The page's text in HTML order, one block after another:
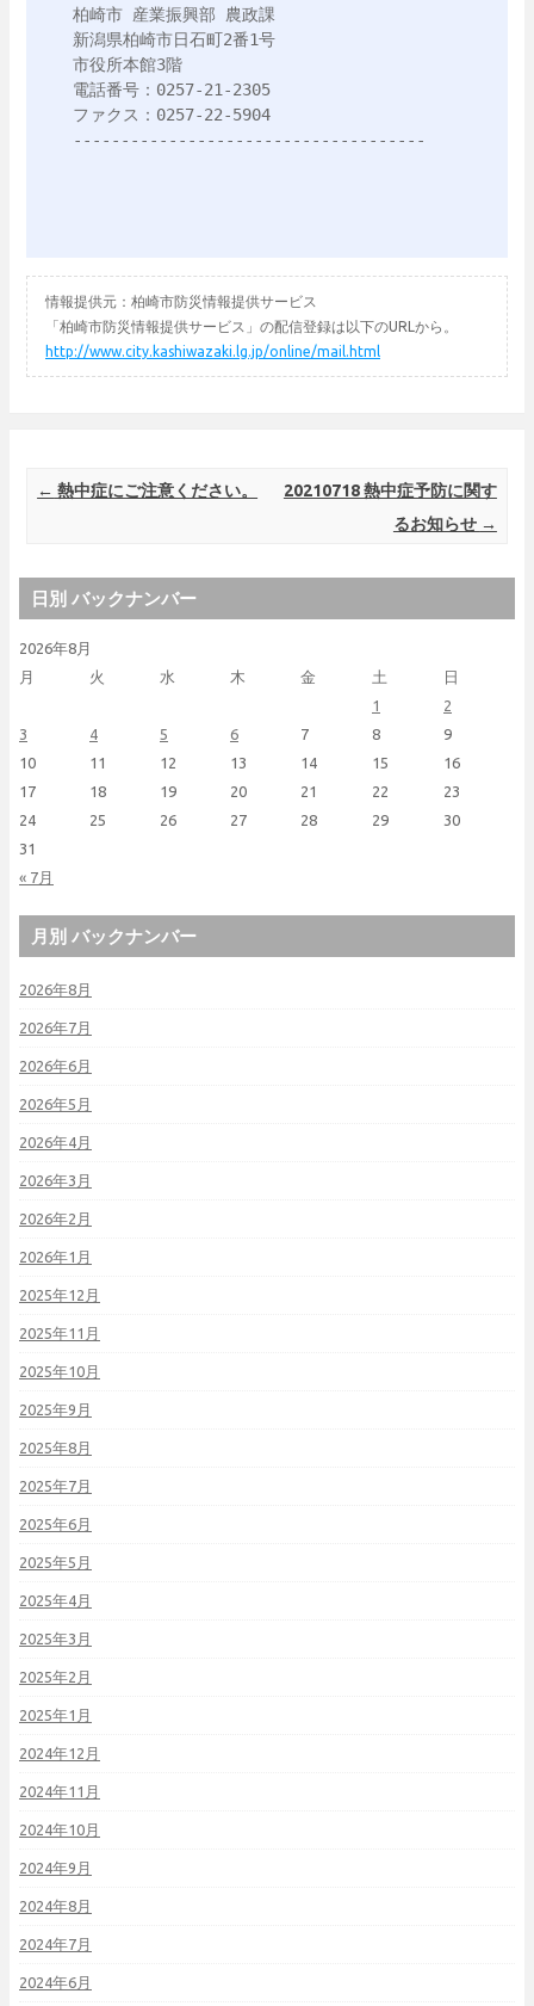
柏崎市 産業振興部 農政課
新潟県柏崎市日石町2番1号
市役所本館3階
電話番号：0257-21-2305
ファクス：0257-22-5904
-------------------------------------
情報提供元：柏崎市防災情報提供サービス
「柏崎市防災情報提供サービス」の配信登録は以下のURLから。
http://www.city.kashiwazaki.lg.jp/online/mail.html
Post navigation
← 熱中症にご注意ください。
20210718 熱中症予防に関す
るお知らせ →
日別 バックナンバー
2026年8月
月
火 水 木 金 土 日
« 7月
1
2
3
4 5 6 7 8
9
10
11 12 13 14 15
16
17
18 19 20 21 22
23
24
25 26 27 28 29
30
31
月別 バックナンバー
2026年8月
2026年7月
2026年6月
2026年5月
2026年4月
2026年3月
2026年2月
2026年1月
2025年12月
2025年11月
2025年10月
2025年9月
2025年8月
2025年7月
2025年6月
2025年5月
2025年4月
2025年3月
2025年2月
2025年1月
2024年12月
2024年11月
2024年10月
2024年9月
2024年8月
2024年7月
2024年6月